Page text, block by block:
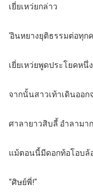
เยี่ยเหว่ยกล่าว
‘อินหยางยุติธรรมต่อทุก
เยี่ยเหว่ยพูดประโยคหนึ่
จากนั้นสาวเท้าเดินออก
ศาลายาวสิบลี้ อำลามา
แม้ตอนนี้มีดอกท้อโอบล้
“ศิษย์พี่!”